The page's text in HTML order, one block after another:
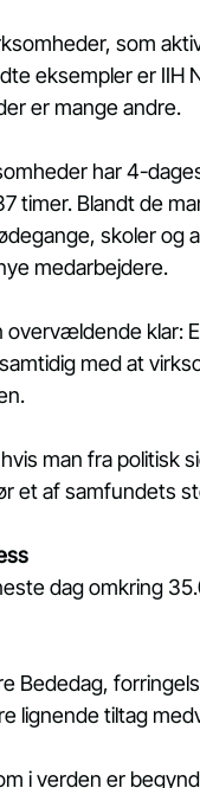
som
eksempler er
er mange andre.
har 4-
timer. Blandt de
skoler
medarbejdere.
overvældende klar:
med at
man fra politisk
et af samfundets
dag omkring
Bededag,
lignende tiltag
i verden er